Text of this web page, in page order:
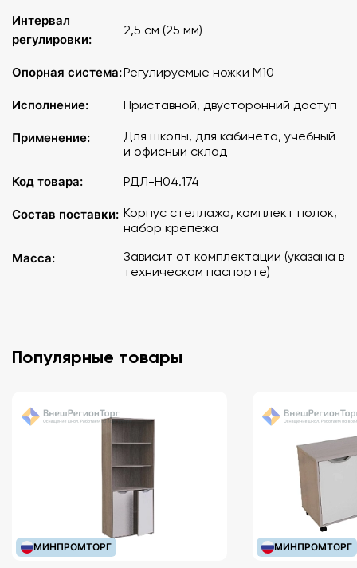
Интервал
регулировки:
2,5 см (25 мм)
Опорная система:Регулируемые ножки M10
Исполнение: Приставной, двусторонний доступ
Применение:
Для школы, для кабинета, учебный
и офисный склад
Код товара:
РДЛ-Н04.174
Состав поставки: Корпус стеллажа, комплект полок,
набор крепежа
Масса:
Зависит от комплектации (указана в
техническом паспорте)
Популярные товары
МИНПРОМТОРГ МИНПРОМТОРГ